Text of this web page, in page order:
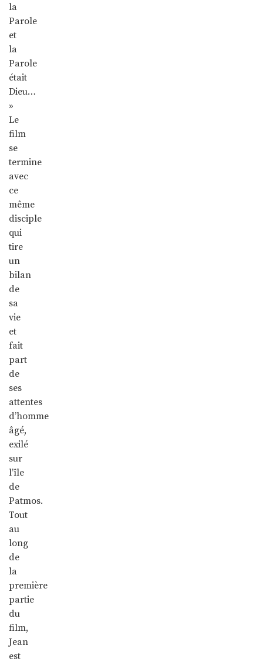
la
Parole
et
la
Parole
était
Dieu…
»
Le
film
se
termine
avec
ce
même
disciple
qui
tire
un
bilan
de
sa
vie
et
fait
part
de
ses
attentes
d’homme
âgé,
exilé
sur
l’île
de
Patmos.
Tout
au
long
de
la
première
partie
du
film,
Jean
est